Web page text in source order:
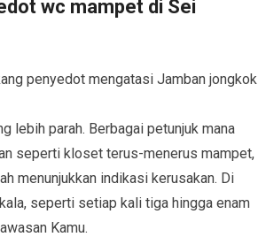
wc mampet di Sei
penyedot mengatasi Jamban jongkok
lebih parah. Berbagai petunjuk mana
seperti kloset terus-menerus mampet,
menunjukkan indikasi kerusakan. Di
seperti setiap kali tiga hingga enam
Kamu.